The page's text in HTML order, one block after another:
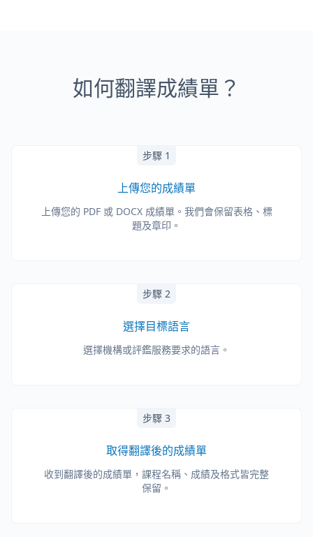
如何翻譯成績單？
步驟 1
上傳您的成績單
上傳您的 PDF 或 DOCX 成績單。我們會保留表格、標
題及章印。
步驟 2
選擇目標語言
選擇機構或評鑑服務要求的語言。
步驟 3
取得翻譯後的成績單
收到翻譯後的成績單，課程名稱、成績及格式皆完整
保留。